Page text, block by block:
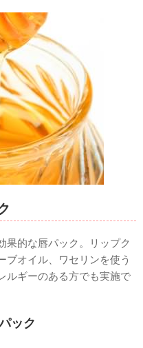
果的な唇パック。リップク
ブオイル、ワセリンを使う
ルギーのある方でも実施で
ック